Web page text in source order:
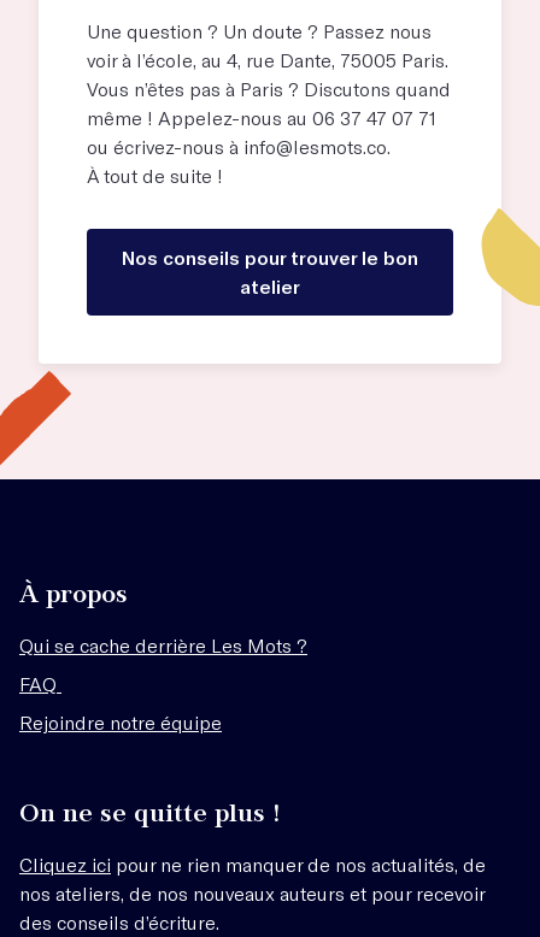
Une question ? Un doute ? Passez nous
voir à l’école, au 4, rue Dante, 75005 Paris.
Vous n’êtes pas à Paris ? Discutons quand
même ! Appelez-nous au 06 37 47 07 71
ou écrivez-nous à info@lesmots.co.
À tout de suite !
Nos conseils pour trouver le bon
atelier
À propos
Qui se cache derrière Les Mots ?
FAQ
Rejoindre notre équipe
On ne se quitte plus !
Cliquez ici pour ne rien manquer de nos actualités, de
nos ateliers, de nos nouveaux auteurs et pour recevoir
des conseils d’écriture.